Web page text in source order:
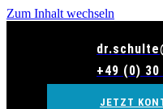
Zum Inhalt wechseln
+49 (0)
JETZT